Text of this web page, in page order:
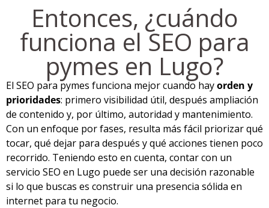
Entonces, ¿cuándo
funciona el SEO para
pymes en Lugo?
El SEO para pymes funciona mejor cuando hayorden y
prioridades: primero visibilidad útil, después ampliación
de contenido y, por último, autoridad y mantenimiento.
Con un enfoque por fases, resulta más fácil priorizar qué
tocar, qué dejar para después y qué acciones tienen poco
recorrido. Teniendo esto en cuenta, contar con un
servicio SEO en Lugo puede ser una decisión razonable
si lo que buscas es construir una presencia sólida en
internet para tu negocio.